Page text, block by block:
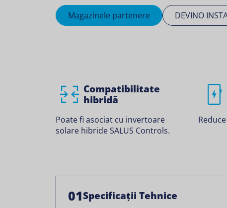
Magazinele partenere DEVINO
Compatibilitate
hibridă
Poate fi asociat cu invertoare
solare hibride SALUS Controls.
01Specificații Tehnice